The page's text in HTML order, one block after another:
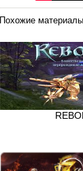
Похожие материалы